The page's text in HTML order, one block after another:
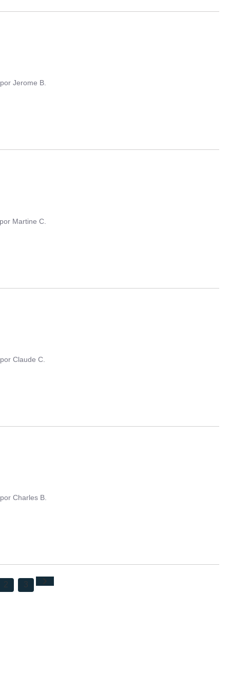
porJerome B.
por Martine C.
porClaude C.
porCharles B.
2 3